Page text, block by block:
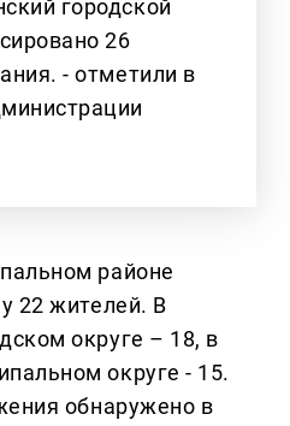
городской
26
- отметили в
районе
22 жителей. В
округе – 18, в
округе - 15.
обнаружено в